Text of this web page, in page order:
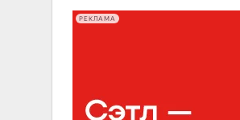
РЕКЛАМА